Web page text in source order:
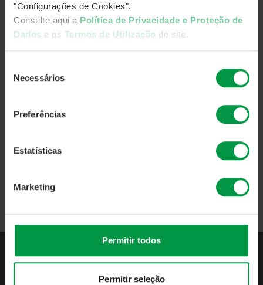
"Configurações de Cookies".
Consulte aqui a Política de Privacidade e Proteção de
Dados e os Termos de Utilização do site.
Necessários
Preferências
Estatísticas
Marketing
Permitir todos
Permitir seleção